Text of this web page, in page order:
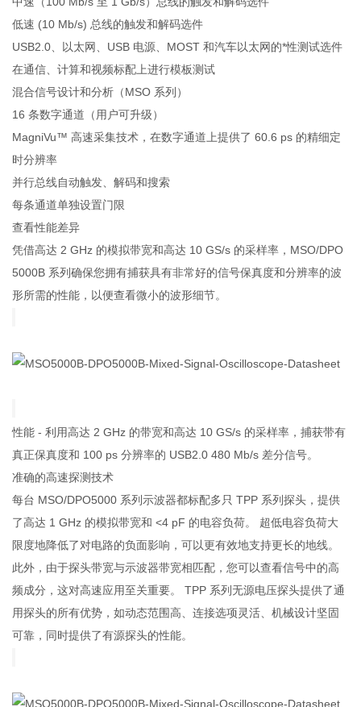
低速 (10 Mb/s) 总线的触发和解码选件
USB2.0、以太网、USB 电源、MOST 和汽车以太网的*性测试选件
在通信、计算和视频标配上进行模板测试
混合信号设计和分析（MSO 系列）
16 条数字通道（用户可升级）
MagniVu™ 高速采集技术，在数字通道上提供了 60.6 ps 的精细定
时分辨率
并行总线自动触发、解码和搜索
每条通道单独设置门限
查看性能差异
凭借高达 2 GHz 的模拟带宽和高达 10 GS/s 的采样率，MSO/DPO
5000B 系列确保您拥有捕获具有非常好的信号保真度和分辨率的波
形所需的性能，以便查看微小的波形细节。
性能 - 利用高达 2 GHz 的带宽和高达 10 GS/s 的采样率，捕获带有
真正保真度和 100 ps 分辨率的 USB2.0 480 Mb/s 差分信号。
准确的高速探测技术
每台 MSO/DPO5000 系列示波器都标配多只 TPP 系列探头，提供
了高达 1 GHz 的模拟带宽和 <4 pF 的电容负荷。 超低电容负荷大
限度地降低了对电路的负面影响，可以更有效地支持更长的地线。
此外，由于探头带宽与示波器带宽相匹配，您可以查看信号中的高
频成分，这对高速应用至关重要。 TPP 系列无源电压探头提供了通
用探头的所有优势，如动态范围高、连接选项灵活、机械设计坚固
可靠，同时提供了有源探头的性能。